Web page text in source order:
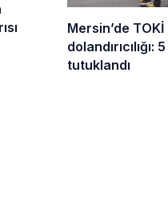
Mersin’de TOKİ
dolandırıcılığı:
tutuklandı